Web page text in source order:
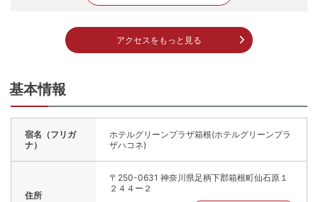
アクセスをもっと見る
基本情報
宿名（フリガ
ナ）
ホテルグリーンプラザ箱根(ホテルグリーンプラ
ザハコネ)
住所
〒250-0631 神奈川県足柄下郡箱根町仙石原１
２４４ー２